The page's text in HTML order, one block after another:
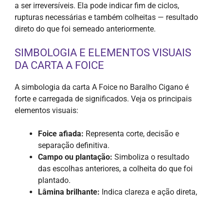
a ser irreversíveis. Ela pode indicar fim de ciclos,
rupturas necessárias e também colheitas — resultado
direto do que foi semeado anteriormente.
SIMBOLOGIA E ELEMENTOS VISUAIS
DA CARTA A FOICE
A simbologia da carta A Foice no Baralho Cigano é
forte e carregada de significados. Veja os principais
elementos visuais:
Foice afiada: Representa corte, decisão e
separação definitiva.
Campo ou plantação: Simboliza o resultado
das escolhas anteriores, a colheita do que foi
plantado.
Lâmina brilhante: Indica clareza e ação direta,